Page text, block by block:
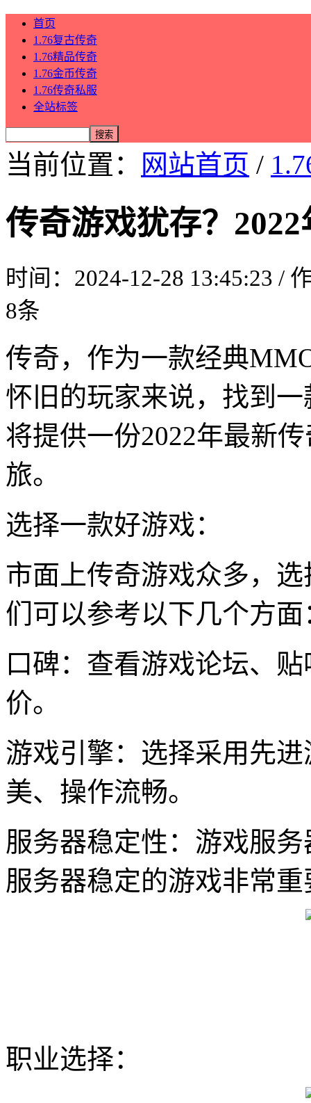
首页
1.76复古传奇
1.76精品传奇
1.76金币传奇
1.76传奇私服
全站标签
当前位置： 网站首页 /
传奇游戏犹存？
时间：2024-12-28 13:45:23 /
8条
传奇，作为一款经典
怀旧的玩家来说，找到
将提供一份2022年最新
旅。
选择一款好游戏：
市面上传奇游戏众多，
们可以参考以下几个方面
口碑：查看游戏论坛、
价。
游戏引擎：选择采用先
美、操作流畅。
服务器稳定性：游戏服
服务器稳定的游戏非常重
职业选择：